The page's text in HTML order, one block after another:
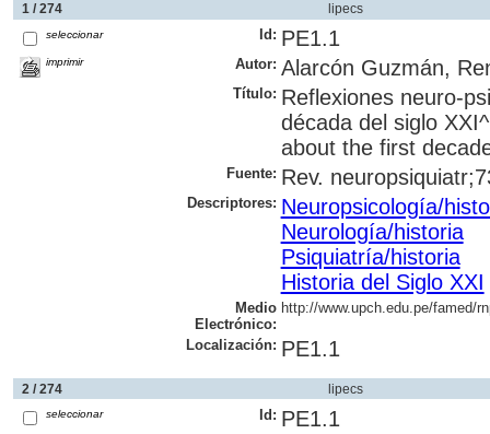
1 / 274 lipecs
seleccionar
imprimir
Id: PE1.1
Autor: Alarcón Guzmán,
Título: Reflexiones neuro-
década del siglo
about the first
Fuente: Rev.
Descriptores: Neuropsicología/
Neurología/historia
Psiquiatría/historia
Historia del Siglo XXI
Medio
Electrónico:
http://www.upch.edu.pe/famed/
Localización: PE1.1
2 / 274 lipecs
seleccionar Id: PE1.1